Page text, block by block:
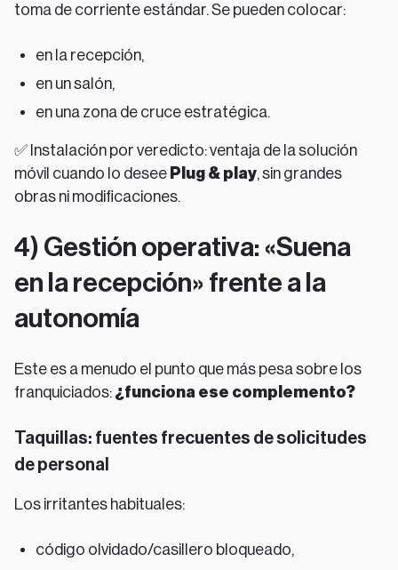
toma de corriente estándar. Se pueden colocar:
en la recepción,
en un salón,
en una zona de cruce estratégica.
✅ Instalación por veredicto: ventaja de la solución
móvil cuando lo desee Plug & play, sin grandes
obras ni modificaciones.
4) Gestión operativa: «Suena
en la recepción» frente a la
autonomía
Este es a menudo el punto que más pesa sobre los
franquiciados: ¿funciona ese complemento?
Taquillas: fuentes frecuentes de solicitudes
de personal
Los irritantes habituales:
código olvidado/casillero bloqueado,